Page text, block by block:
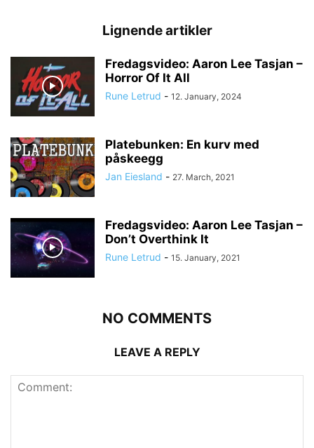
Lignende artikler
Fredagsvideo: Aaron Lee Tasjan –
Horror Of It All
Rune Letrud - 12. January, 2024
Platebunken: En kurv med
påskeegg
Jan Eiesland - 27. March, 2021
Fredagsvideo: Aaron Lee Tasjan –
Don’t Overthink It
Rune Letrud - 15. January, 2021
NO COMMENTS
LEAVE A REPLY